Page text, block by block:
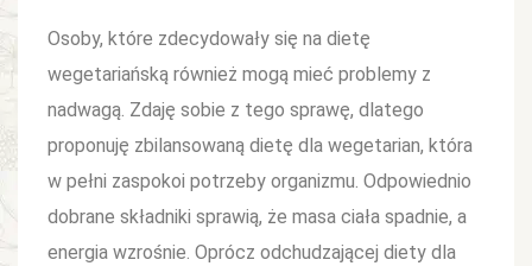
Osoby, które zdecydowały się na dietę
wegetariańską również mogą mieć problemy z
nadwagą. Zdaję sobie z tego sprawę, dlatego
proponuję zbilansowaną dietę dla wegetarian, która
w pełni zaspokoi potrzeby organizmu. Odpowiednio
dobrane składniki sprawią, że masa ciała spadnie, a
energia wzrośnie. Oprócz odchudzającej diety dla